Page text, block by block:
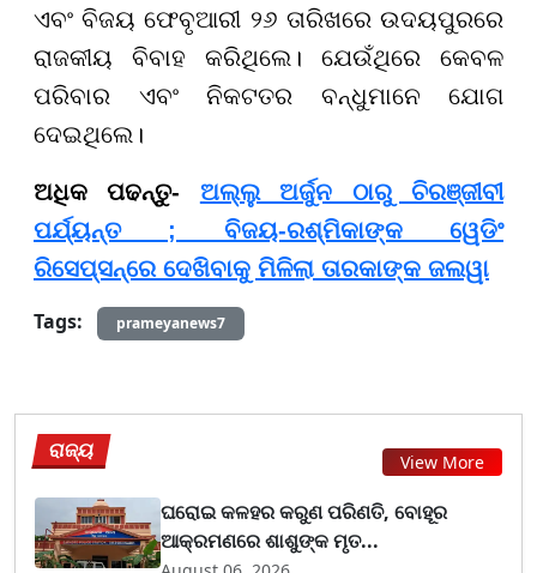
ଏବଂ ବିଜୟ ଫେବୃଆରୀ ୨୬ ତାରିଖରେ ଉଦୟପୁରରେ
ରାଜକୀୟ ବିବାହ କରିଥିଲେ। ଯେଉଁଥିରେ କେବଳ
ପରିବାର ଏବଂ ନିକଟତର ବନ୍ଧୁମାନେ ଯୋଗ
ଦେଇଥିଲେ।
ଅଧିକ ପଢନ୍ତୁ- ଅଲ୍ଲୁ ଅର୍ଜୁନ ଠାରୁ ଚିରଞ୍ଜୀବୀ
ପର୍ଯ୍ୟନ୍ତ ; ବିଜୟ-ରଶ୍ମିକାଙ୍କ ୱେଡିଂ
ରିସେପ୍ସନ୍‌ରେ ଦେଖିବାକୁ ମିଳିଲା ତାରକାଙ୍କ ଜଲୱା
Tags:
prameyanews7
ରାଜ୍ୟ View More
ଘରୋଇ କଳହର କରୁଣ ପରିଣତି, ବୋହୂର
ଆକ୍ରମଣରେ ଶାଶୁଙ୍କ ମୃତ...